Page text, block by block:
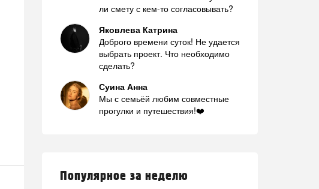
ли смету с кем-то согласовывать?
Яковлева Катрина
Доброго времени суток! Не удается
выбрать проект. Что необходимо
сделать?
Суина Анна
Мы с семьёй любим совместные
прогулки и путешествия!❤️
Популярное за неделю